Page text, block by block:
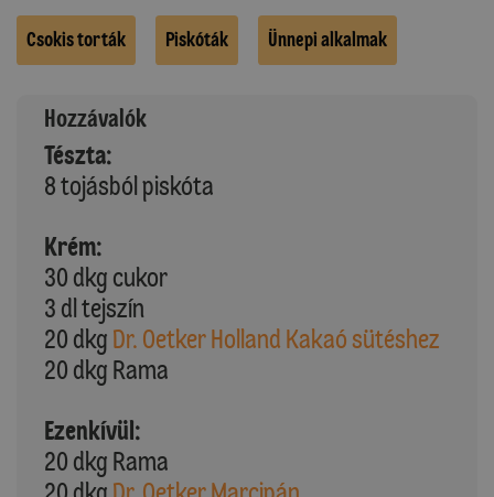
Csokis torták Piskóták Ünnepi alkalmak
Hozzávalók
Tészta:
8 tojásból piskóta
Krém:
30 dkg cukor
3 dl tejszín
20 dkg Dr. Oetker Holland Kakaó sütéshez
20 dkg Rama
Ezenkívül:
20 dkg Rama